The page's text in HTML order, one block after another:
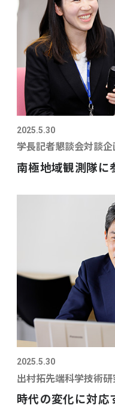
2025.5.30
学長記者懇談会対談企
南極地域観測隊に
2025.5.30
出村拓先端科学技術
時代の変化に対応